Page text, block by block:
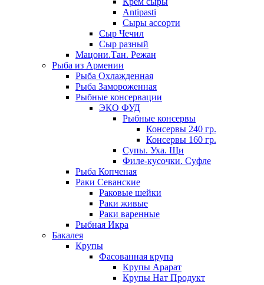
Antipasti
Сыры ассорти
Сыр Чечил
Сыр разный
Мацони.Тан. Режан
Рыба из Армении
Рыба Охлажденная
Рыба Замороженная
Рыбные консервации
ЭКО ФУД
Рыбные консервы
Консервы 240 гр.
Консервы 160 гр.
Супы. Уха. Щи
Филе-кусочки. Суфле
Рыба Копченая
Раки Севанские
Раковые шейки
Раки живые
Раки варенные
Рыбная Икра
Бакалея
Крупы
Фасованная крупа
Крупы Арарат
Крупы Нат Продукт